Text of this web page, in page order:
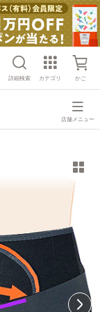
詳細検索 カテゴリ かご
店舗メニュー